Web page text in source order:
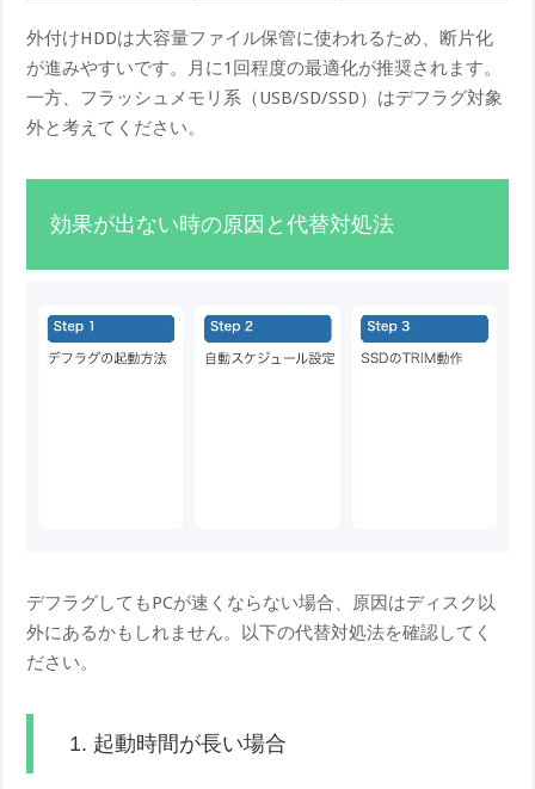
外付けHDDは大容量ファイル保管に使われるため、断片化
が進みやすいです。月に1回程度の最適化が推奨されます。
一方、フラッシュメモリ系（USB/SD/SSD）はデフラグ対象
外と考えてください。
効果が出ない時の原因と代替対処法
デフラグしてもPCが速くならない場合、原因はディスク以
外にあるかもしれません。以下の代替対処法を確認してく
ださい。
1. 起動時間が長い場合